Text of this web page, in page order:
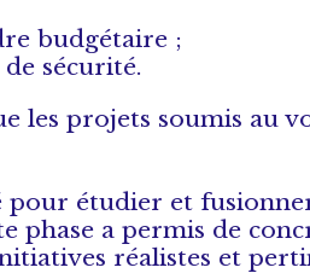
budgétaire ;
sécurité.
les projets soumis au
étudier et
phase a permis de
réalistes et